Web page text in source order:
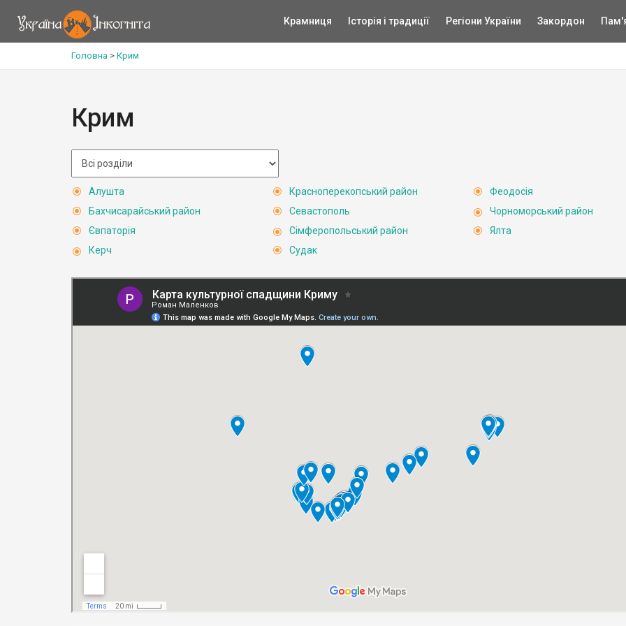
Крамниця Історія і традиції Регіони України Закордон
Головна > Крим
Крим
Алушта
Бахчисарайський район
Євпаторія
Керч
Красноперекопський район
Севастополь
Сімферопольський район
Судак
Феодосія
Чорноморський район
Ялта